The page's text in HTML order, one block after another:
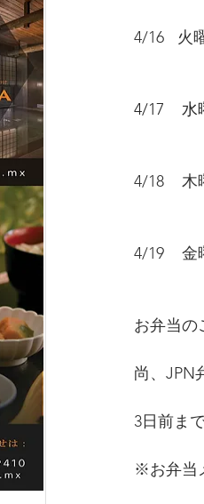
4/16   火
hijiki
4/17
　　
4/18
　　　
4/19
お弁当の
尚、JPN
3日前ま
※お弁当